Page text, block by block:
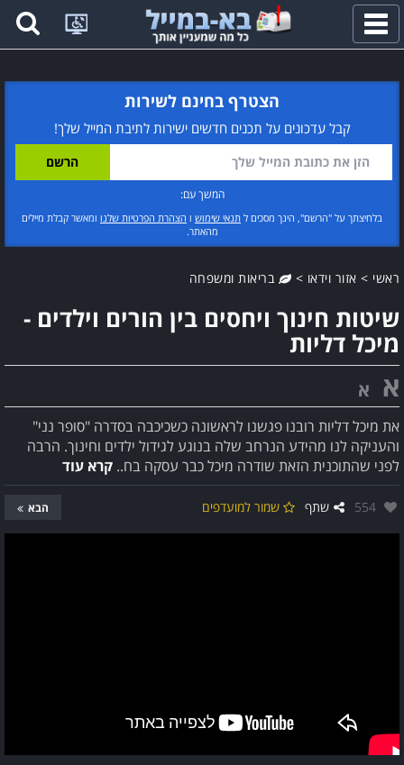
פתח
תפריט
הצטרף בחינם לשירות
קבל עדכונים על תכנים חדשים ישירות לתיבת המייל שלך!
המשך עם:
בלחיצתך על "הרשם", הינך מסכים ל תנאי שימוש ו הצהרת הפרטיות שלנו ומאשר קבלת מיילים
מהאתר.
ראשי > אזור וידאו > בריאות ומשפחה
שיטות חינוך ויחסים בין הורים וילדים -
מיכל דליות
א א
את מיכל דליות רובנו פגשנו לראשונה כשכיכבה בסדרה "סופר נני"
והעניקה לנו מהידע הנרחב שלה בנוגע לגידול ילדים וחינוך. הרבה
לפני שהתוכנית הזאת שודרה מיכל כבר עסקה בח.. קרא עוד
אהבו:
554 שתף שמור למועדפים הבא